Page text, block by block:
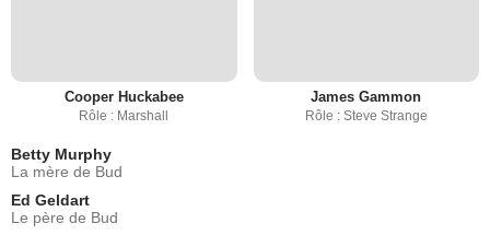
Cooper Huckabee
Rôle : Marshall
James Gammon
Rôle : Steve Strange
Betty Murphy
La mère de Bud
Ed Geldart
Le père de Bud